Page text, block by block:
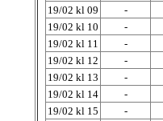
19/02 kl 09
-
19/02 kl 10
-
19/02 kl 11
-
19/02 kl 12
-
19/02 kl 13
-
19/02 kl 14
-
19/02 kl 15
-